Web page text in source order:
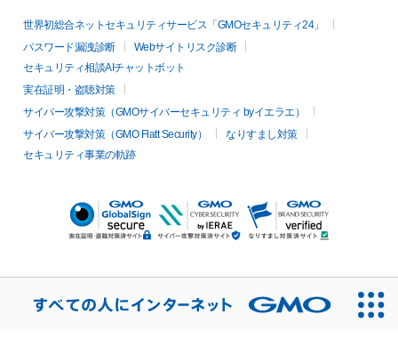
世界初総合ネットセキュリティサービス「GMOセキュリティ24」
パスワード漏洩診断
Webサイトリスク診断
セキュリティ相談AIチャットボット
実在証明・盗聴対策
サイバー攻撃対策（GMOサイバーセキュリティ byイエラエ）
サイバー攻撃対策（GMO Flatt Security）
なりすまし対策
セキュリティ事業の軌跡